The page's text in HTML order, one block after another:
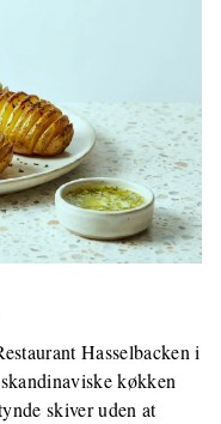
Hasselbacken i
køkken
skiver uden at